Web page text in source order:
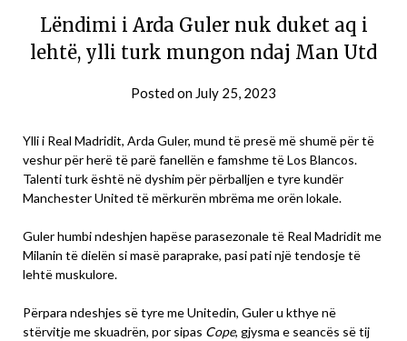
Lëndimi i Arda Guler nuk duket aq i
lehtë, ylli turk mungon ndaj Man Utd
Posted on July 25, 2023
Ylli i Real Madridit, Arda Guler, mund të presë më shumë për të
veshur për herë të parë fanellën e famshme të Los Blancos.
Talenti turk është në dyshim për përballjen e tyre kundër
Manchester United të mërkurën mbrëma me orën lokale.
Guler humbi ndeshjen hapëse parasezonale të Real Madridit me
Milanin të dielën si masë paraprake, pasi pati një tendosje të
lehtë muskulore.
Përpara ndeshjes së tyre me Unitedin, Guler u kthye në
stërvitje me skuadrën, por sipas Cope, gjysma e seancës së tij